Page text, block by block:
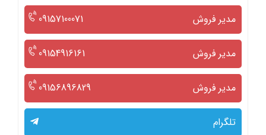
مدیر فروش 09157100071
مدیر فروش 09154916161
مدیر فروش 09156896829
تلگرام